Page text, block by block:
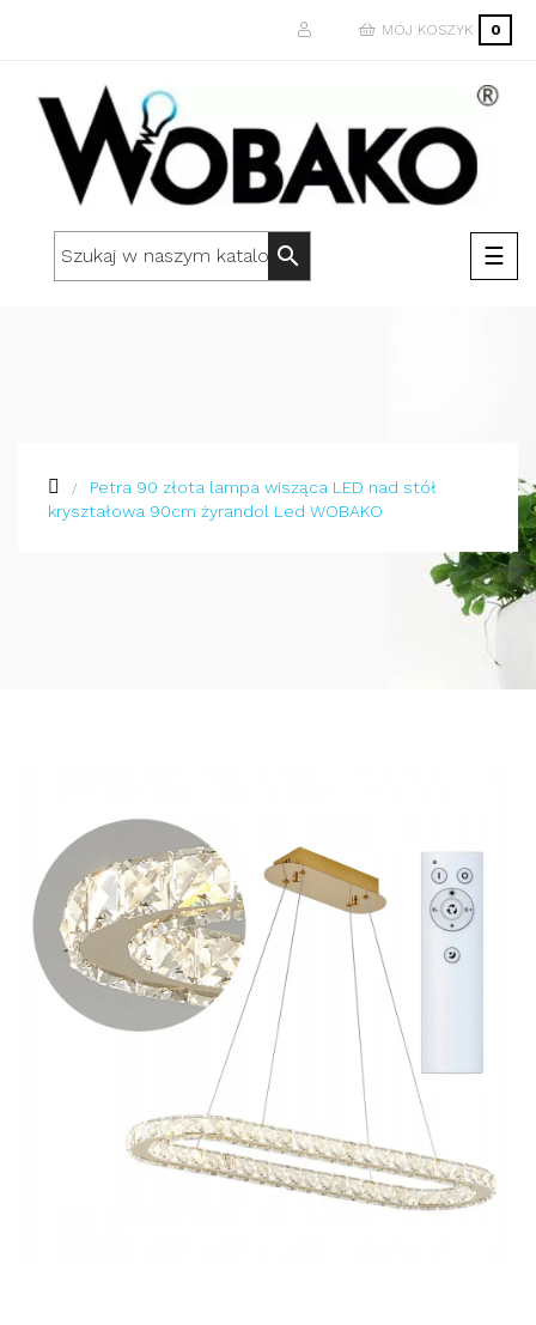
MÓJ KOSZYK 0
search ☰
Petra 90 złota lampa wisząca LED nad stół
kryształowa 90cm żyrandol Led WOBAKO